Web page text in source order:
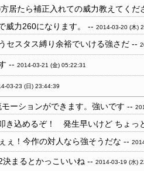
居たら補正入れての威力教えてくだ
威力260になります。 -- 2014-03-20 (木)
セスタス縛り余裕でいける強さだ --
-- 2014-03-21 (金) 05:22:31
03-23 (日) 23:44:39
ーションができます。強いです --
き込めるぞ！ 発生早いけど ちょっ
ぇ！今作の対人なら強そうだな --
まるとかっこいいね -- 2014-03-19 (水)